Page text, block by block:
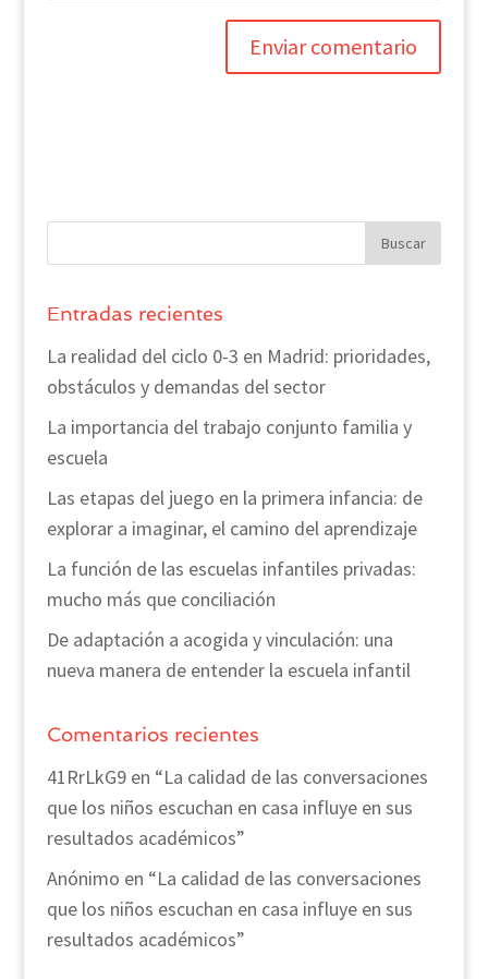
Entradas recientes
La realidad del ciclo 0-3 en Madrid: prioridades,
obstáculos y demandas del sector
La importancia del trabajo conjunto familia y
escuela
Las etapas del juego en la primera infancia: de
explorar a imaginar, el camino del aprendizaje
La función de las escuelas infantiles privadas:
mucho más que conciliación
De adaptación a acogida y vinculación: una
nueva manera de entender la escuela infantil
Comentarios recientes
41RrLkG9en “La calidad de las conversaciones
que los niños escuchan en casa influye en sus
resultados académicos”
Anónimo en “La calidad de las conversaciones
que los niños escuchan en casa influye en sus
resultados académicos”